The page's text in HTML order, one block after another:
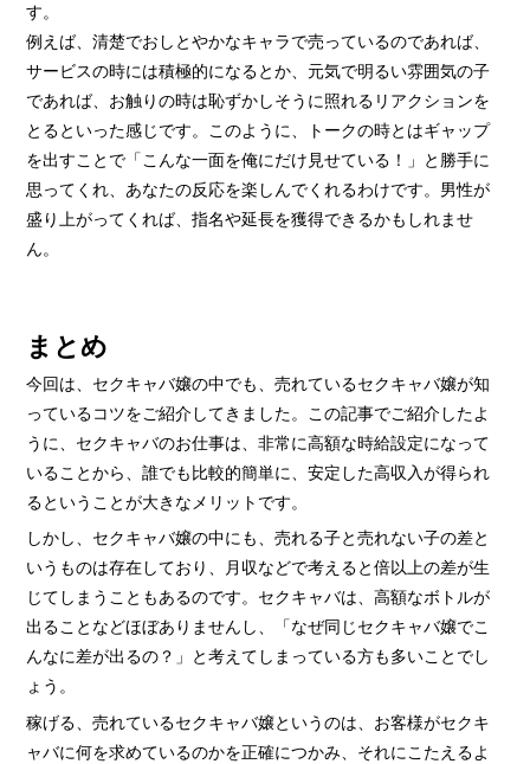
す。
例えば、清楚でおしとやかなキャラで売っているのであれば、
サービスの時には積極的になるとか、元気で明るい雰囲気の子
であれば、お触りの時は恥ずかしそうに照れるリアクションを
とるといった感じです。このように、トークの時とはギャップ
を出すことで「こんな一面を俺にだけ見せている！」と勝手に
思ってくれ、あなたの反応を楽しんでくれるわけです。男性が
盛り上がってくれば、指名や延長を獲得できるかもしれませ
ん。
まとめ
今回は、セクキャバ嬢の中でも、売れているセクキャバ嬢が知
っているコツをご紹介してきました。この記事でご紹介したよ
うに、セクキャバのお仕事は、非常に高額な時給設定になって
いることから、誰でも比較的簡単に、安定した高収入が得られ
るということが大きなメリットです。
しかし、セクキャバ嬢の中にも、売れる子と売れない子の差と
いうものは存在しており、月収などで考えると倍以上の差が生
じてしまうこともあるのです。セクキャバは、高額なボトルが
出ることなどほぼありませんし、「なぜ同じセクキャバ嬢でこ
んなに差が出るの？」と考えてしまっている方も多いことでし
ょう。
稼げる、売れているセクキャバ嬢というのは、お客様がセクキ
ャバに何を求めているのかを正確につかみ、それにこたえるよ